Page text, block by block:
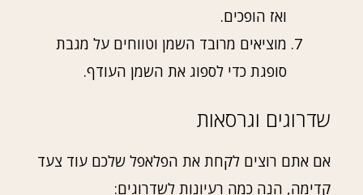
ואז הופכים.
מוציאים מרובד השמן וטווחים על מגבת
סופגת כדי לספוג את השמן העודף.
שדרוגים וגרסאות
אם אתם רוצים לקחת את הפלאפל שלכם עוד צעד
קדימה, הנה כמה רעיונות לשדרוגים: